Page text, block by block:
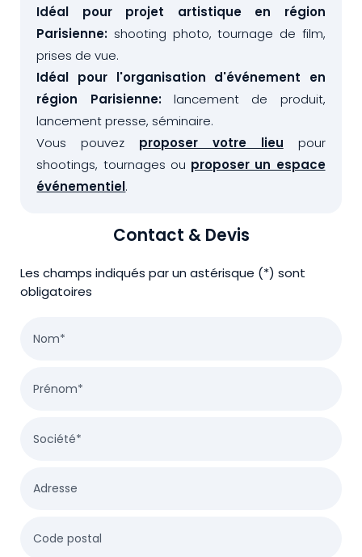
Idéal pour projet artistique en région
Parisienne: shooting photo, tournage de film,
prises de vue.
Idéal pour l'organisation d'événement en
région Parisienne:lancement de produit,
lancement presse, séminaire.
Vous pouvez proposer votre lieu pour
shootings, tournages ou proposer un espace
événementiel.
Contact & Devis
Les champs indiqués par un astérisque (*) sont
obligatoires
Nom*
Prénom*
Société*
Adresse
Code postal